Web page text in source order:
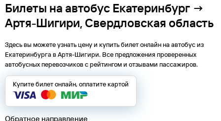
Билеты на автобус Екатеринбург →
Артя-Шигири, Свердловская область
Здесь вы можете узнать цену и купить билет онлайн на автобус из
ЕкатеринбургавАртя-Шигири. Все предложения проверенных
автобусных перевозчиков с рейтингом и отзывами пассажиров.
Купите билет онлайн, оплатите картой
Обратное направление